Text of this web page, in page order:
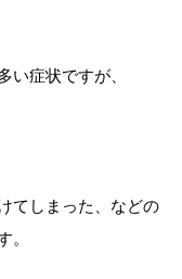
い症状ですが、
てしまった、などの
。